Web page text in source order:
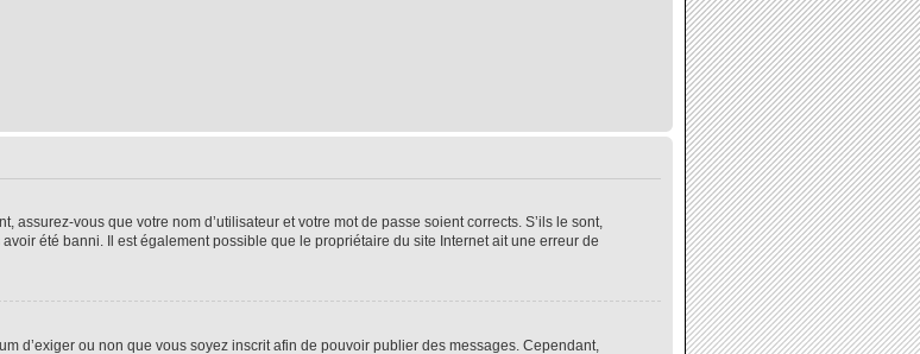
assurez-vous que votre nom d’utilisateur et votre mot de passe soient corrects. S’ils le sont,
été banni. Il est également possible que le propriétaire du site Internet ait une erreur de
d’exiger ou non que vous soyez inscrit afin de pouvoir publier des messages. Cependant,